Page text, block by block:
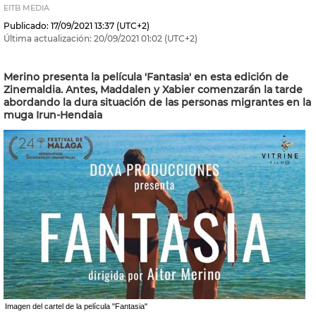
EITB MEDIA
Publicado: 17/09/2021 13:37 (UTC+2)
Última actualización: 20/09/2021 01:02 (UTC+2)
Merino presenta la película 'Fantasia' en esta edición de
Zinemaldia. Antes, Maddalen y Xabier comenzarán la tarde
abordando la dura situación de las personas migrantes en la
muga Irun-Hendaia
Imagen del cartel de la película "Fantasia"